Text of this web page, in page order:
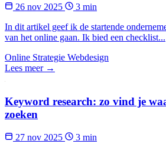
26 nov 2025
3 min
In dit artikel geef ik de startende
van het online gaan. Ik bied een checklist...
Online Strategie Webdesign
Lees meer →
Keyword research: zo vind je
zoeken
27 nov 2025
3 min